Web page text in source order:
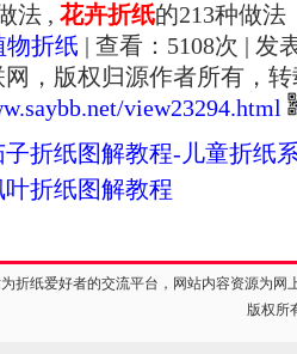
法 , 花卉折纸的213种做法
物折纸 | 查看： 5108次 | 发
，版权归源作者所有，
view23294.html
子折纸图解教程-儿童折纸
叶折纸图解教程
折纸爱好者的交流平台，网站内容资源为
版权所